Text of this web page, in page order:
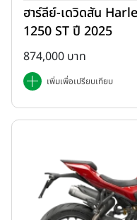
ฮาร์ลีย์-เดวิดสัน
1250 ST ปี 2025
874,000 บาท
เพิ่มเพื่อเปรียบเทียบ